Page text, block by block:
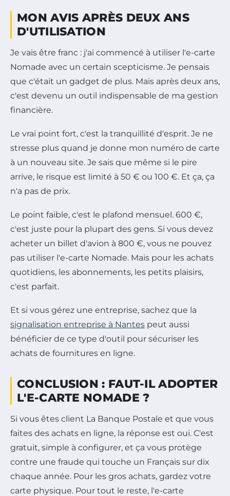
MON AVIS APRÈS DEUX ANS
D'UTILISATION
Je vais être franc : j'ai commencé à utiliser l'e-carte
Nomade avec un certain scepticisme. Je pensais
que c'était un gadget de plus. Mais après deux ans,
c'est devenu un outil indispensable de ma gestion
financière.
Le vrai point fort, c'est la tranquillité d'esprit. Je ne
stresse plus quand je donne mon numéro de carte
à un nouveau site. Je sais que même si le pire
arrive, le risque est limité à 50 € ou 100 €. Et ça, ça
n'a pas de prix.
Le point faible, c'est le plafond mensuel. 600 €,
c'est juste pour la plupart des gens. Si vous devez
acheter un billet d'avion à 800 €, vous ne pouvez
pas utiliser l'e-carte Nomade. Mais pour les achats
quotidiens, les abonnements, les petits plaisirs,
c'est parfait.
Et si vous gérez une entreprise, sachez que la
signalisation entreprise à Nantes peut aussi
bénéficier de ce type d'outil pour sécuriser les
achats de fournitures en ligne.
CONCLUSION : FAUT-IL ADOPTER
L'E-CARTE NOMADE ?
Si vous êtes client La Banque Postale et que vous
faites des achats en ligne, la réponse est oui. C'est
gratuit, simple à configurer, et ça vous protège
contre une fraude qui touche un Français sur dix
chaque année. Pour les gros achats, gardez votre
carte physique. Pour tout le reste, l'e-carte